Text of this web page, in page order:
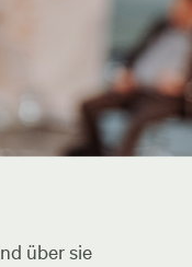
über sie